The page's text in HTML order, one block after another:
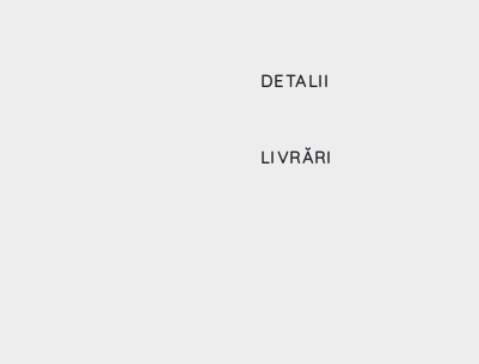
DETALII
LIVRĂRI